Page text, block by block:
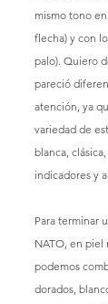
mismo tono
flecha) y con
palo). Quiero
pareció
atención, ya
variedad de
blanca,
indicadores y
Para terminar
NATO, en piel
podemos
dorados,